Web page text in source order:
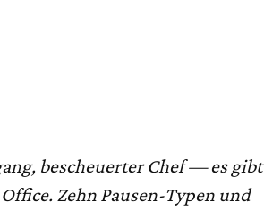
bescheuerter Chef — es gibt
Zehn Pausen-Typen und